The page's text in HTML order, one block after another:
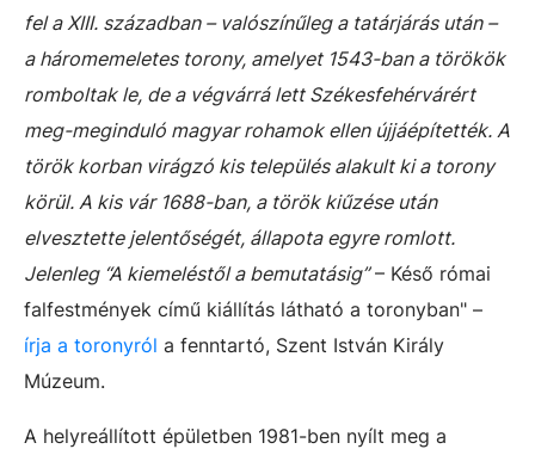
fel a XIII. században – valószínűleg a tatárjárás után –
a háromemeletes torony, amelyet 1543-ban a törökök
romboltak le, de a végvárrá lett Székesfehérvárért
meg-meginduló magyar rohamok ellen újjáépítették. A
török korban virágzó kis település alakult ki a torony
körül. A kis vár 1688-ban, a török kiűzése után
elvesztette jelentőségét, állapota egyre romlott.
Jelenleg “A kiemeléstől a bemutatásig”– Késő római
falfestmények című kiállítás látható a toronyban" –
írja a toronyról a fenntartó, Szent István Király
Múzeum.
A helyreállított épületben 1981-ben nyílt meg a